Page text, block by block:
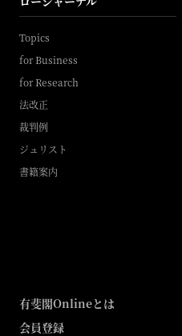
Topics
for Business
for Research
法改正
裁判例
ジュリスト
書籍案内
有斐閣Onlineとは
会員登録